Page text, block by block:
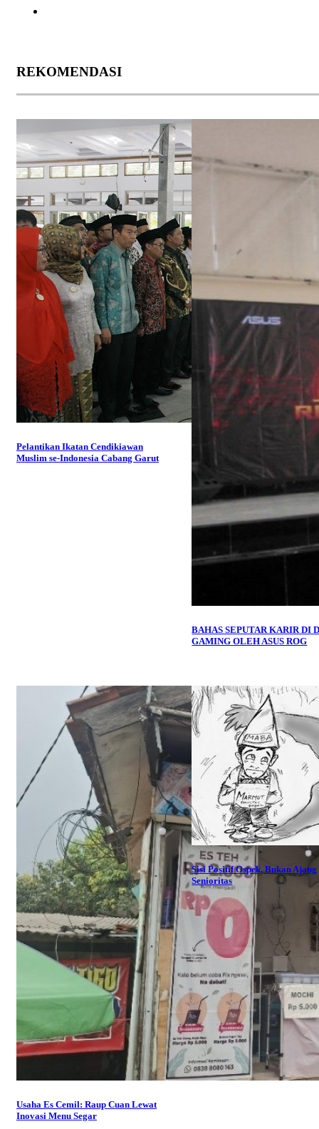
REKOMENDASI
Pelantikan Ikatan Cendikiawan
Muslim se-Indonesia Cabang Garut
BAHAS SEPUTAR KARIR DI
GAMING OLEH ASUS ROG
Usaha Es Cemil: Raup Cuan Lewat
Inovasi Menu Segar
Sisi Positif Ospek, Bukan Ajang
Senioritas